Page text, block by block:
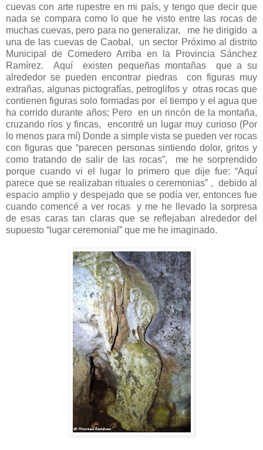
cuevas con arte rupestre en mi país, y tengo que decir que
nada se compara como lo que he visto entre las rocas de
muchas cuevas, pero para no generalizar, me he dirigido a
una de las cuevas de Caobal, un sector Próximo al distrito
Municipal de Comedero Arriba en la Provincia Sánchez
Ramírez. Aquí existen pequeñas montañas que a su
alrededor se pueden encontrar piedras con figuras muy
extrañas, algunas pictografías, petroglifos y otras rocas que
contienen figuras solo formadas por el tiempo y el agua que
ha corrido durante años; Pero en un rincón de la montaña,
cruzando ríos y fincas, encontré un lugar muy curioso (Por
lo menos para mí) Donde a simple vista se pueden ver rocas
con figuras que “parecen personas sintiendo dolor, gritos y
como tratando de salir de las rocas”, me he sorprendido
porque cuando vi el lugar lo primero que dije fue: “Aquí
parece que se realizaban rituales o ceremonias” , debido al
espacio amplio y despejado que se podía ver, entonces fue
cuando comencé a ver rocas y me he llevado la sorpresa
de esas caras tan claras que se reflejaban alrededor del
supuesto “lugar ceremonial” que me he imaginado.